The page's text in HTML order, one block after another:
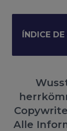
ÍNDICE
Alle